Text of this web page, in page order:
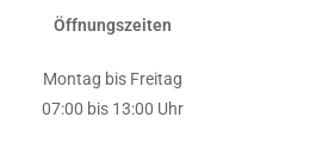
Öffnungszeiten
Montag bis Freitag
07:00 bis 13:00 Uhr